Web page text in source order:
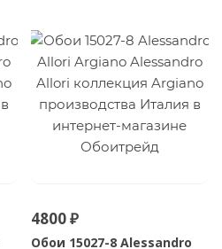
4800 ₽
Обои 15027-8 Alessandro